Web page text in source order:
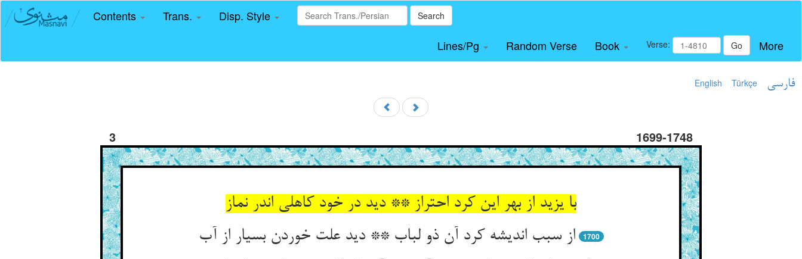
Contents Trans. Disp. Style Search
Lines/Pg Random Verse Book Verse: Go More
English Türkçe فارسی
3 1699-1748
با یزید از بهر این کرد احتراز ** دید در خود کاهلی اندر نماز
از سبب اندیشه کرد آن ذو لباب ** دید علت خوردن بسیار از آب
1700